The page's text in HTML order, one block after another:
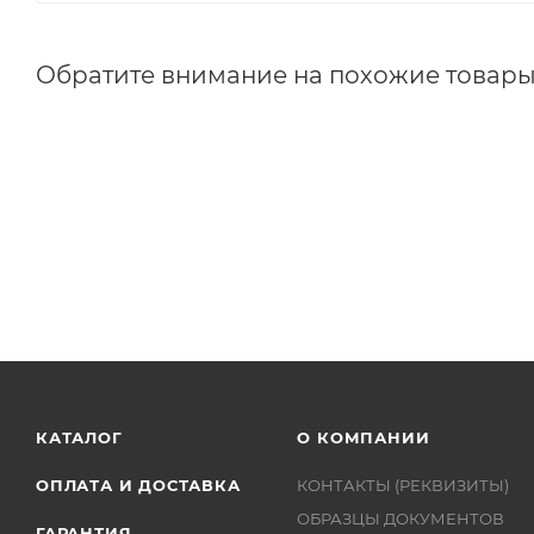
Обратите внимание на похожие
КАТАЛОГ
ОПЛАТА И ДОСТАВКА
О КОМПАНИИ
КОНТАКТЫ (РЕКВИЗИТЫ)
ОБРАЗЦЫ ДОКУМЕНТОВ